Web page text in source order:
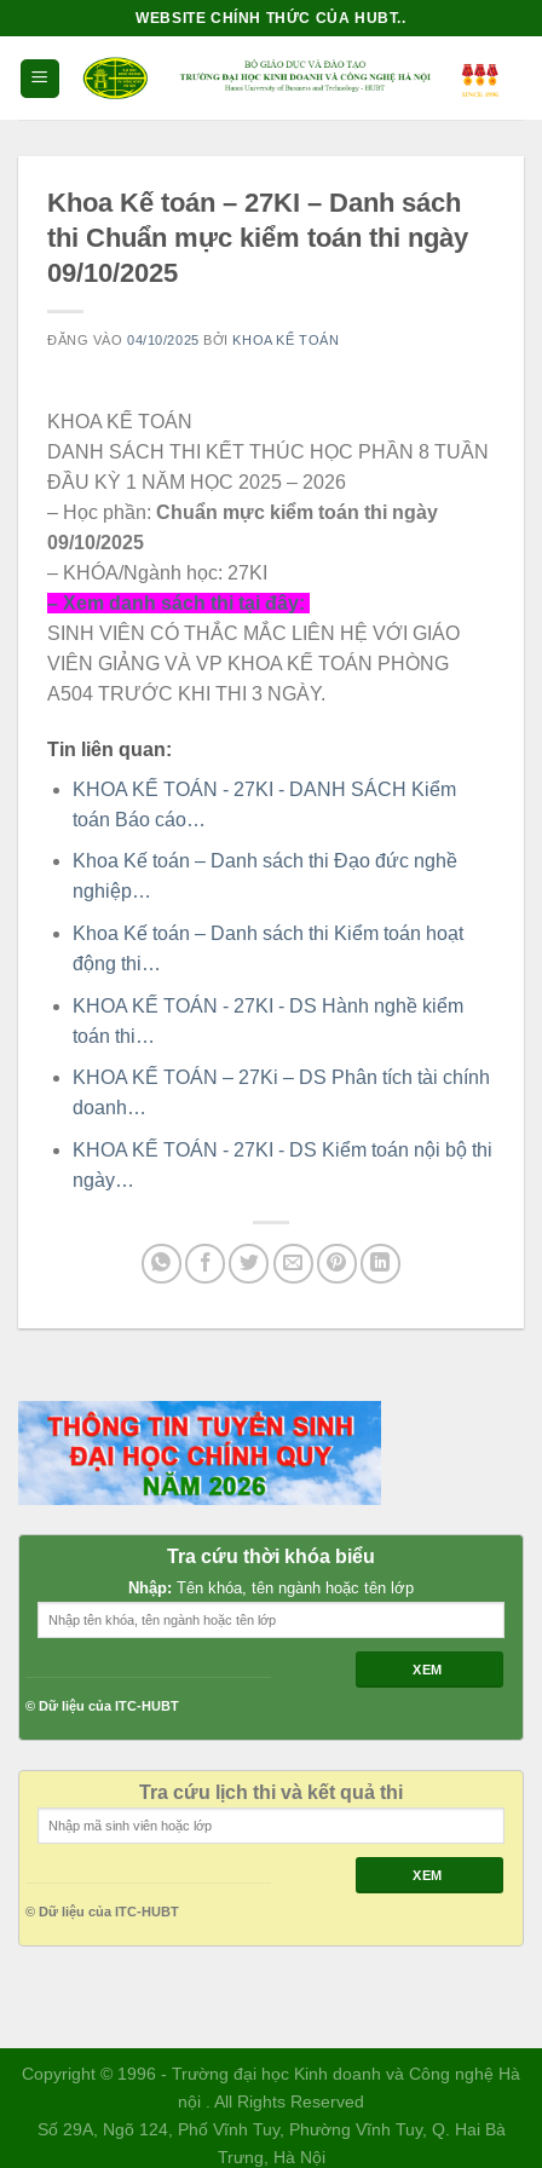
dung
WEBSITE CHÍNH THỨC CỦA HUBT..
Khoa Kế toán – 27KI – Danh sách
thi Chuẩn mực kiểm toán thi ngày
09/10/2025
ĐĂNG VÀO04/10/2025 BỞI KHOA KẾ TOÁN
KHOA KẾ TOÁN
DANH SÁCH THI KẾT THÚC HỌC PHẦN 8 TUẦN
ĐẦU KỲ 1 NĂM HỌC 2025 – 2026
– Học phần: Chuẩn mực kiểm toán thi ngày
09/10/2025
– KHÓA/Ngành học: 27KI
– Xem danh sách thi tại đây:
SINH VIÊN CÓ THẮC MẮC LIÊN HỆ VỚI GIÁO
VIÊN GIẢNG VÀ VP KHOA KẾ TOÁN PHÒNG
A504 TRƯỚC KHI THI 3 NGÀY.
Tin liên quan:
KHOA KẾ TOÁN - 27KI - DANH SÁCH Kiểm
toán Báo cáo…
Khoa Kế toán – Danh sách thi Đạo đức nghề
nghiệp…
Khoa Kế toán – Danh sách thi Kiểm toán hoạt
động thi…
KHOA KẾ TOÁN - 27KI - DS Hành nghề kiểm
toán thi…
KHOA KẾ TOÁN – 27Ki – DS Phân tích tài chính
doanh…
KHOA KẾ TOÁN - 27KI - DS Kiểm toán nội bộ thi
ngày…
Tra cứu thời khóa biểu
Nhập: Tên khóa, tên ngành hoặc tên lớp
XEM
© Dữ liệu của ITC-HUBT
Tra cứu lịch thi và kết quả thi
XEM
© Dữ liệu của ITC-HUBT
Copyright © 1996 - Trường đại học Kinh doanh và Công nghệ Hà
nội . All Rights Reserved
Số 29A, Ngõ 124, Phố Vĩnh Tuy, Phường Vĩnh Tuy, Q. Hai Bà
Trưng, Hà Nội